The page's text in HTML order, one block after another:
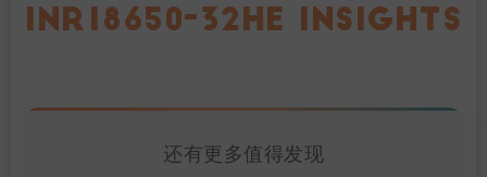
INR18650-32HE INSIGHTS
还有更多值得发现